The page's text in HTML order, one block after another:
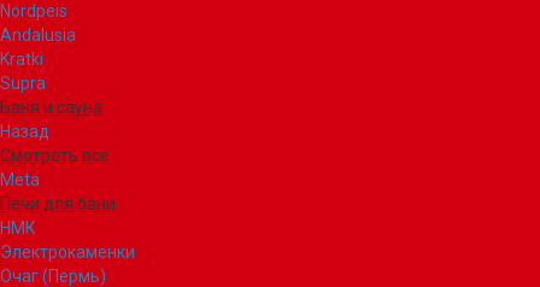
Nordpeis
Andalusia
Kratki
Supra
Баня и сауна
Назад
Смотреть все
Meta
Печи для бани
НМК
Электрокаменки
Очаг (Пермь)